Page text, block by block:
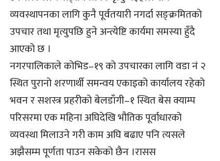
व्यवस्थापनका लागि कुनै पूर्वतयारी नगर्दा सङ्क्रमितको
उपचार तथा मृत्युपछि हुने अन्त्येष्टि कार्यमा समस्या हुँदै
आएको छ ।
नगरपालिकाले कोभिड–१९ को उपचारका लागि वडा नं २
स्थित पुरानो शरणार्थी समन्वय एकाइको कार्यालय रहेको
भवन र सशस्त्र प्रहरीको बेलडाँगी–१ स्थित बेस क्याम्प
परिसरमा एक महिना अघिदेखि भौतिक पूर्वाधारको
व्यवस्था मिलाउने गरी काम अघि बढाए पनि त्यसले
अझैसम्म पूर्णता पाउन सकेको छैन ।रासस